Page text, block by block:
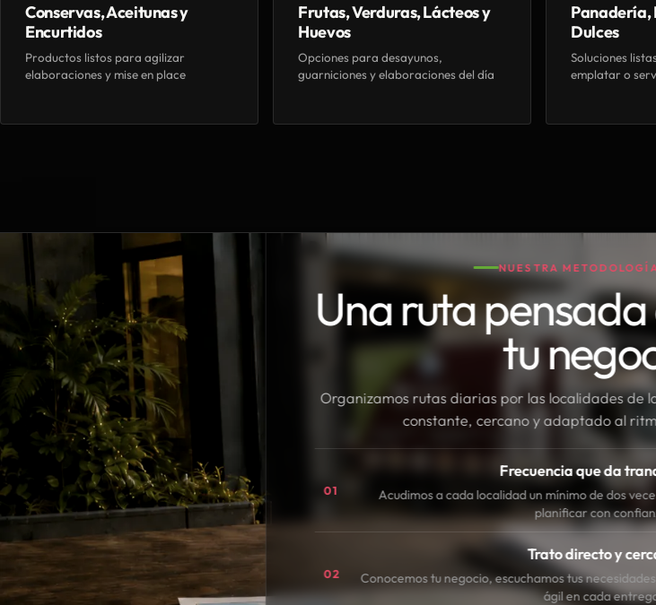
Conservas, Aceitunas y
Encurtidos
Productos listos para agilizar
elaboraciones y mise en place
Frutas, Verduras, Lácteos y
Huevos
Opciones para desayunos,
guarniciones y elaboraciones del día
Panadería,
Dulces
Soluciones
emplatar o
NUESTRA
Una ruta
tu
Organizamos rutas diarias por las localidades de
constante, cercano y adaptado al
01
Frecuencia que da
Acudimos a cada localidad un mínimo de dos
planificar con
02
Trato directo y
Conocemos tu negocio, escuchamos tus
ágil en cada